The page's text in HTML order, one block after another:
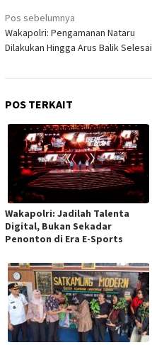
Navigasi
pos
Pos sebelumnya
Wakapolri: Pengamanan Nataru
Dilakukan Hingga Arus Balik Selesai
POS TERKAIT
Wakapolri: Jadilah Talenta
Digital, Bukan Sekadar
Penonton di Era E-Sports